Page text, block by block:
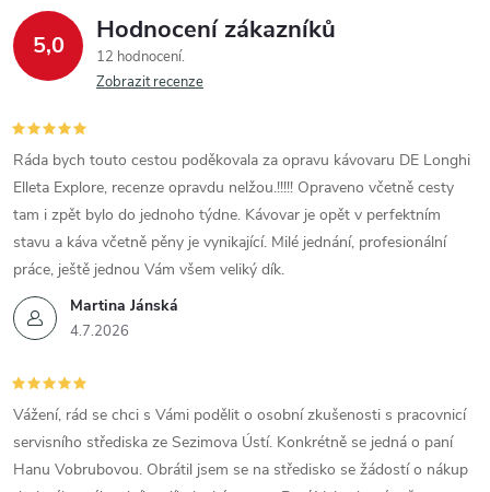
5,0 Hodnocení zákazníků
12 hodnocení
Zobrazit recenze
Martina Jánská
4.7.2026
Ráda bych touto cestou poděkovala za opravu kávovaru DE Longhi
Elleta Explore, recenze opravdu nelžou.!!!!! Opraveno včetně cesty
tam i zpět bylo do jednoho týdne. Kávovar je opět v perfektním
stavu a káva včetně pěny je vynikající. Milé jednání, profesionální
práce, ještě jednou Vám všem veliký dík.
Vážení, rád se chci s Vámi podělit o osobní zkušenosti s pracovnicí
servisního střediska ze Sezimova Ústí. Konkrétně se jedná o paní
Hanu Vobrubovou. Obrátil jsem se na středisko se žádostí o nákup